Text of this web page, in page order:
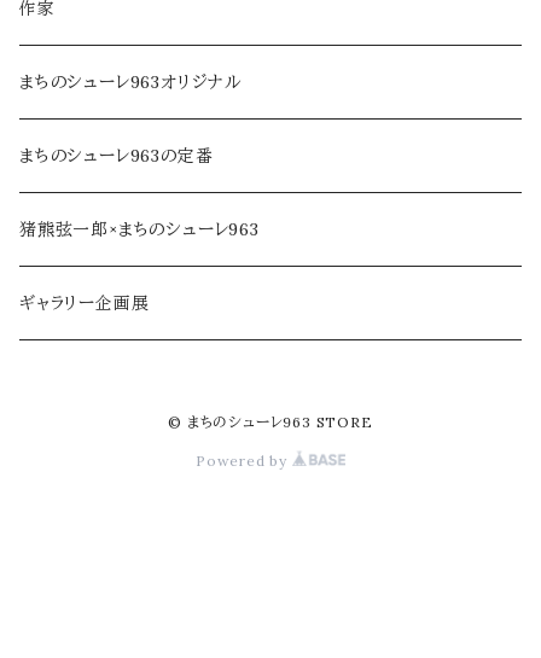
調味料・オイル
乾物・だし
ジャム・加工品
soe farm
家具・インテリア
アロマ・フレグランス
民芸品・手仕事
作家
まちのシューレ963オリジナル
まちのシューレ963の定番
猪熊弦一郎×まちのシューレ963
ギャラリー企画展
© まちのシューレ963 STORE
Powered by